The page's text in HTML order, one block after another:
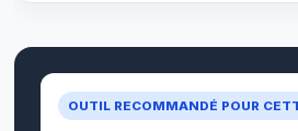
OUTIL RECOMMANDÉ POUR